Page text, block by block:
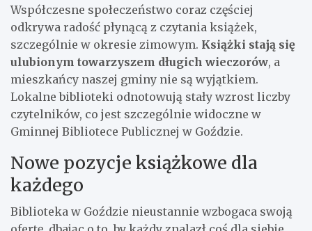
Współczesne społeczeństwo coraz częściej
odkrywa radość płynącą z czytania książek,
szczególnie w okresie zimowym. Książki stają się
ulubionym towarzyszem długich wieczorów, a
mieszkańcy naszej gminy nie są wyjątkiem.
Lokalne biblioteki odnotowują stały wzrost liczby
czytelników, co jest szczególnie widoczne w
Gminnej Bibliotece Publicznej w Goździe.
Nowe pozycje książkowe dla
każdego
Biblioteka w Goździe nieustannie wzbogaca swoją